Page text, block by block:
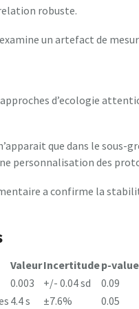
robuste.
un artefact de
approches d’ecologie
que dans le sous-
personnalisation des
a confirme la
ValeurIncertitudep-value
0.003 +/- 0.04 sd
0.09
4.4 s ±7.6% 0.05